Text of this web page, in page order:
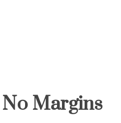
Margins